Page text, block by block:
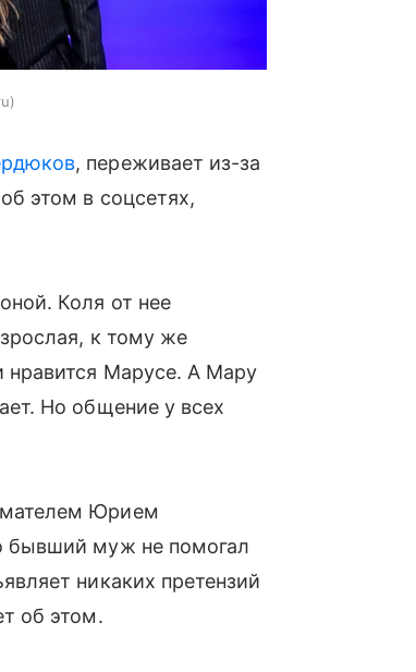
, переживает из-за
этом в соцсетях,
Коля от нее
к тому же
нравится Марусе. А Мару
Но общение у всех
Юрием
бывший муж не помогал
никаких претензий
об этом.